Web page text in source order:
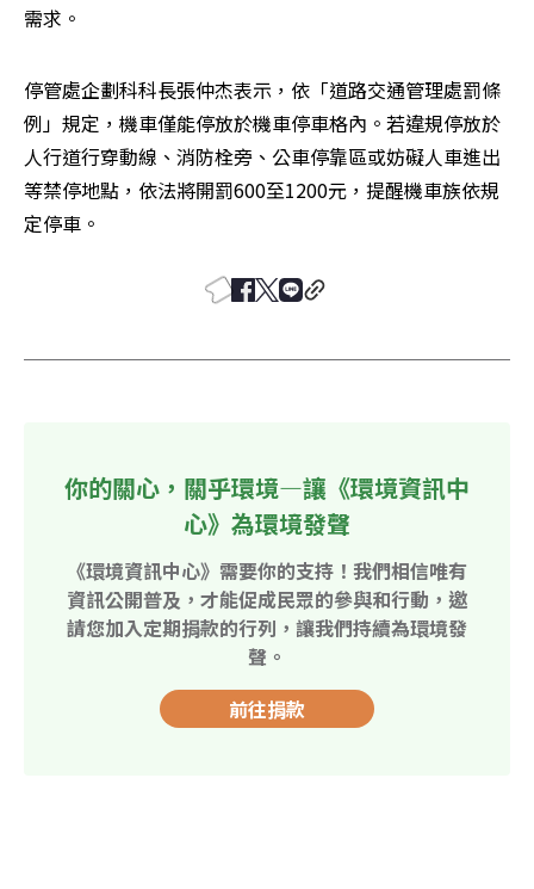
需求。
停管處企劃科科長張仲杰表示，依「道路交通管理處罰條
例」規定，機車僅能停放於機車停車格內。若違規停放於
人行道行穿動線、消防栓旁、公車停靠區或妨礙人車進出
等禁停地點，依法將開罰600至1200元，提醒機車族依規
定停車。
你的關心，關乎環境—讓《環境資訊中
心》為環境發聲
《環境資訊中心》需要你的支持！我們相信唯有
資訊公開普及，才能促成民眾的參與和行動，邀
請您加入定期捐款的行列，讓我們持續為環境發
聲。
前往捐款